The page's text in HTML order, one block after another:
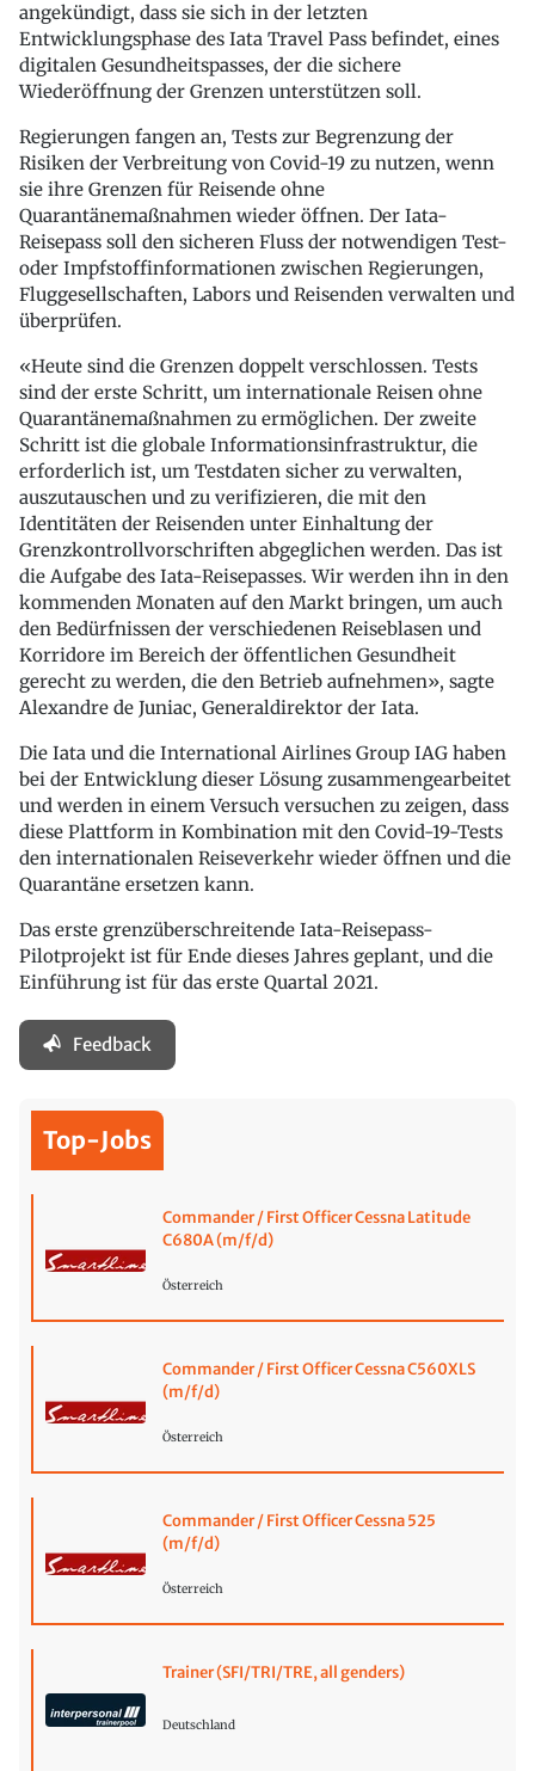
angekündigt, dass sie sich in der letzten
Entwicklungsphase des Iata Travel Pass befindet, eines
digitalen Gesundheitspasses, der die sichere
Wiederöffnung der Grenzen unterstützen soll.
Regierungen fangen an, Tests zur Begrenzung der
Risiken der Verbreitung von Covid-19 zu nutzen, wenn
sie ihre Grenzen für Reisende ohne
Quarantänemaßnahmen wieder öffnen. Der Iata-
Reisepass soll den sicheren Fluss der notwendigen Test-
oder Impfstoffinformationen zwischen Regierungen,
Fluggesellschaften, Labors und Reisenden verwalten und
überprüfen.
«Heute sind die Grenzen doppelt verschlossen. Tests
sind der erste Schritt, um internationale Reisen ohne
Quarantänemaßnahmen zu ermöglichen. Der zweite
Schritt ist die globale Informationsinfrastruktur, die
erforderlich ist, um Testdaten sicher zu verwalten,
auszutauschen und zu verifizieren, die mit den
Identitäten der Reisenden unter Einhaltung der
Grenzkontrollvorschriften abgeglichen werden. Das ist
die Aufgabe des Iata-Reisepasses. Wir werden ihn in den
kommenden Monaten auf den Markt bringen, um auch
den Bedürfnissen der verschiedenen Reiseblasen und
Korridore im Bereich der öffentlichen Gesundheit
gerecht zu werden, die den Betrieb aufnehmen», sagte
Alexandre de Juniac, Generaldirektor der Iata.
Die Iata und die International Airlines Group IAG haben
bei der Entwicklung dieser Lösung zusammengearbeitet
und werden in einem Versuch versuchen zu zeigen, dass
diese Plattform in Kombination mit den Covid-19-Tests
den internationalen Reiseverkehr wieder öffnen und die
Quarantäne ersetzen kann.
Das erste grenzüberschreitende Iata-Reisepass-
Pilotprojekt ist für Ende dieses Jahres geplant, und die
Einführung ist für das erste Quartal 2021.
Feedback
Top-Jobs
Commander / First Officer Cessna Latitude
C680A (m/f/d)
Österreich
Commander / First Officer Cessna C560XLS
(m/f/d)
Österreich
Commander / First Officer Cessna 525
(m/f/d)
Österreich
Trainer (SFI/TRI/TRE, all genders)
Deutschland